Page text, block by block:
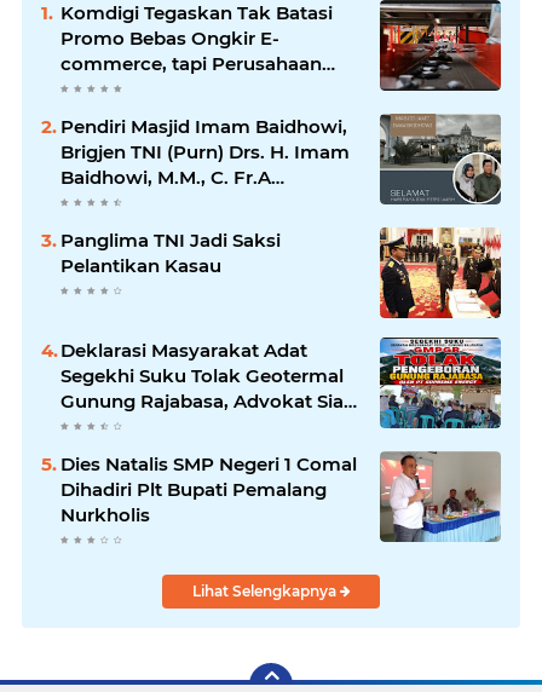
Komdigi Tegaskan Tak Batasi
Promo Bebas Ongkir E-
commerce, tapi Perusahaan
Kurir
Pendiri Masjid Imam Baidhowi,
Brigjen TNI (Purn) Drs. H. Imam
Baidhowi, M.M., C. Fr.A
Mengucapkan Selamat Idul Fitri
1445 H
Panglima TNI Jadi Saksi
Pelantikan Kasau
Deklarasi Masyarakat Adat
Segekhi Suku Tolak Geotermal
Gunung Rajabasa, Advokat Siap
Kawal Secara Hukum
Dies Natalis SMP Negeri 1 Comal
Dihadiri Plt Bupati Pemalang
Nurkholis
Lihat Selengkapnya